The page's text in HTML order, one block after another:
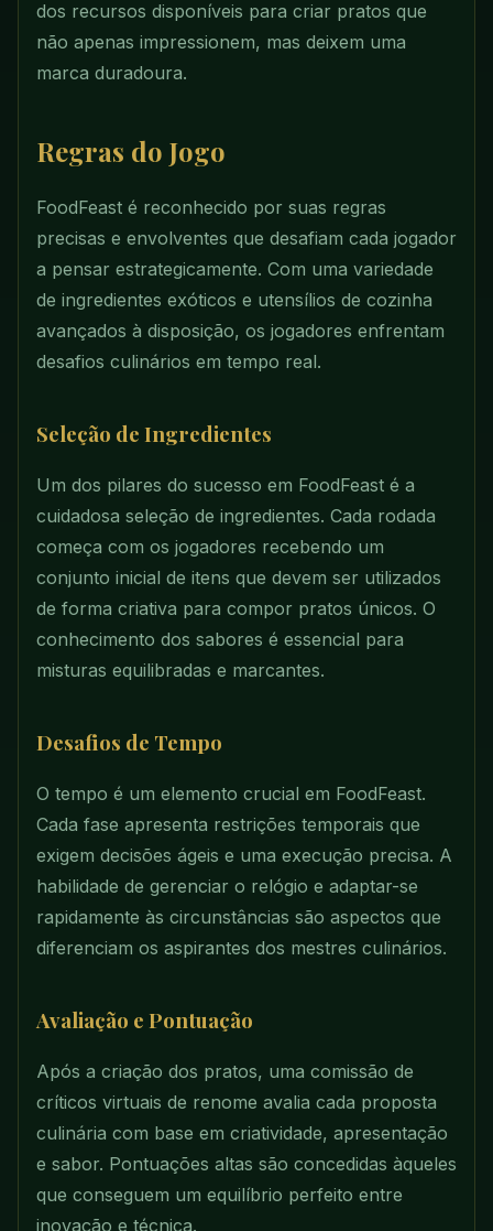
dos recursos disponíveis para criar pratos que
não apenas impressionem, mas deixem uma
marca duradoura.
Regras do Jogo
FoodFeast é reconhecido por suas regras
precisas e envolventes que desafiam cada jogador
a pensar estrategicamente. Com uma variedade
de ingredientes exóticos e utensílios de cozinha
avançados à disposição, os jogadores enfrentam
desafios culinários em tempo real.
Seleção de Ingredientes
Um dos pilares do sucesso em FoodFeast é a
cuidadosa seleção de ingredientes. Cada rodada
começa com os jogadores recebendo um
conjunto inicial de itens que devem ser utilizados
de forma criativa para compor pratos únicos. O
conhecimento dos sabores é essencial para
misturas equilibradas e marcantes.
Desafios de Tempo
O tempo é um elemento crucial em FoodFeast.
Cada fase apresenta restrições temporais que
exigem decisões ágeis e uma execução precisa. A
habilidade de gerenciar o relógio e adaptar-se
rapidamente às circunstâncias são aspectos que
diferenciam os aspirantes dos mestres culinários.
Avaliação e Pontuação
Após a criação dos pratos, uma comissão de
críticos virtuais de renome avalia cada proposta
culinária com base em criatividade, apresentação
e sabor. Pontuações altas são concedidas àqueles
que conseguem um equilíbrio perfeito entre
inovação e técnica.